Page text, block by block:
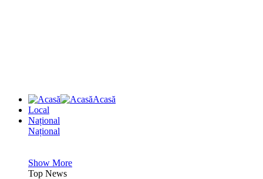
Acasă
Local
Național
Național
Show More
Top News